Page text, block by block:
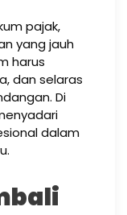
pajak,
yang jauh
harus
dan selaras
Di
dalam